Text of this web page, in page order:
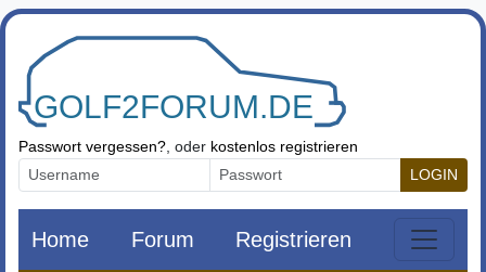
Zum Inhalt springen
Passwort vergessen? , oder kostenlos registrieren
LOGIN
Home Forum Registrieren